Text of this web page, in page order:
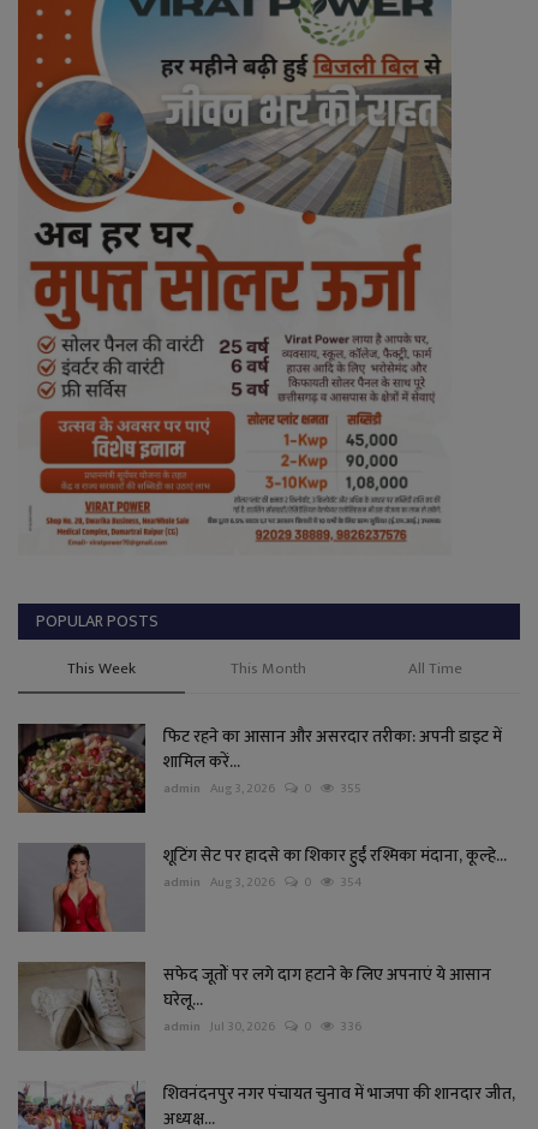
POPULAR POSTS
This Week This Month All Time
फिट रहने का आसान और असरदार तरीका: अपनी डाइट में
शामिल करें...
admin Aug 3, 2026 0 355
शूटिंग सेट पर हादसे का शिकार हुईं रश्मिका मंदाना, कूल्हे...
admin Aug 3, 2026 0 354
सफेद जूतों पर लगे दाग हटाने के लिए अपनाएं ये आसान
घरेलू...
admin Jul 30, 2026 0 336
शिवनंदनपुर नगर पंचायत चुनाव में भाजपा की शानदार जीत,
अध्यक्ष...